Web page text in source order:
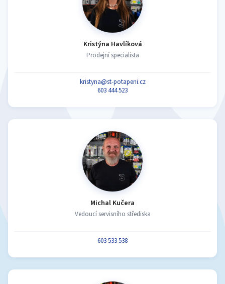
Kristýna Havlíková
Prodejní specialista
kristyna@st-potapeni.cz
603 444 523
Michal Kučera
Vedoucí servisního střediska
603 533 538